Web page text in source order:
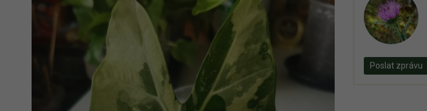
Poslat zprávu